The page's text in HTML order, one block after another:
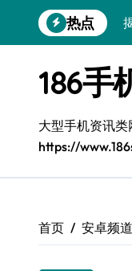
到
热点
186手
大型手机资讯类
https://
首页 安卓频道